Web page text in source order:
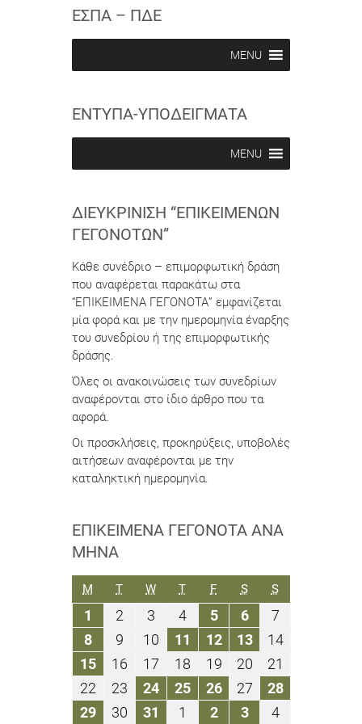
r
r
ΕΣΠΑ – ΠΔΕ
MENU
ΕΝΤΥΠΑ-ΥΠΟΔΕΙΓΜΑΤΑ
MENU
ΔΙΕΥΚΡΊΝΙΣΗ “ΕΠΙΚΕΊΜΕΝΩΝ
ΓΕΓΟΝΌΤΩΝ”
Κάθε συνέδριο – επιμορφωτική δράση
που αναφέρεται παρακάτω στα
“ΕΠΙΚΕΙΜΕΝΑ ΓΕΓΟΝΟΤΑ” εμφανίζεται
μία φορά και με την ημερομηνία έναρξης
του συνεδρίου ή της επιμορφωτικής
δράσης.
Όλες οι ανακοινώσεις των συνεδρίων
αναφέρονται στο ίδιο άρθρο που τα
αφορά.
Οι προσκλήσεις, προκηρύξεις, υποβολές
αιτήσεων αναφέρονται με την
καταληκτική ημερομηνία.
ΕΠΙΚΕΊΜΕΝΑ ΓΕΓΟΝΌΤΑ ΑΝΆ
ΜΉΝΑ
M ΔΕΥΤΈΡΑ
TΤΡΊΤΗ
WΤΕΤΆΡΤΗ
TΠΈΜΠΤΗ
FΠΑΡΑΣΚΕΥΉ
SΣΆΒΒΑΤΟ
SΚΥΡΙΑΚΉ
1
Οκτωβρίου
2018
2
Οκτωβρίου
2018
3
Οκτωβρίου
2018
44
Οκτωβρίου
2018
55
Οκτωβρίου
2018
66
Οκτωβρίου
2018
77
Οκτωβρίου
2018
88
Οκτωβρίου
2018
9
Οκτωβρίου
2018
10
Οκτωβρίου
2018
11
Οκτωβρίου
2018
1212
Οκτωβρίου
2018
1313
Οκτωβρίου
2018
1414
2018
1515
Οκτωβρίου
2018
16
Οκτωβρίου
2018
17
Οκτωβρίου
2018
18
Οκτωβρίου
2018
1919
Οκτωβρίου
2018
2020
Οκτωβρίου
2018
21
Οκτωβρίου
2018
22
Οκτωβρίου
23
Οκτωβρίου
2424
Οκτωβρίου
2525
Οκτωβρίου
2626
Οκτωβρίου
2727
Οκτωβρίου
2828
Οκτωβρίου
2929 30 31 1 22
33
44